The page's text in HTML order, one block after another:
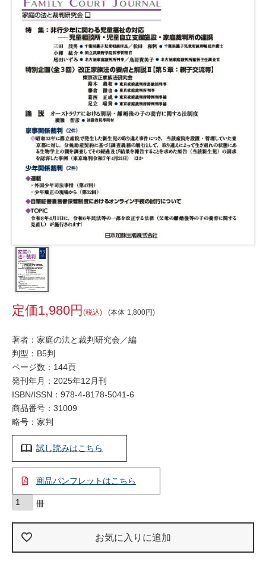
本体 1,800
1,980 税込
著者：家庭の法と裁判研究会／編
判型：B5判
ページ数：144頁
発刊年月：2025年12月刊
ISBN/ISSN： 978-4-8178-5041-6
商品番号：31009
略号：家判
試し読みはこちら
商品パンフレットはこちら
お気に入りに追加